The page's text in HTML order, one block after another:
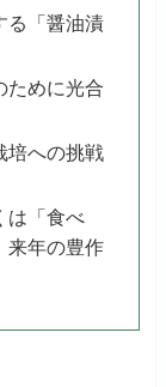
る「醤油漬
ために光合
培への挑戦
は「食べ
来年の豊作